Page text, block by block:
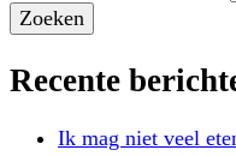
Recente
Ik mag niet veel